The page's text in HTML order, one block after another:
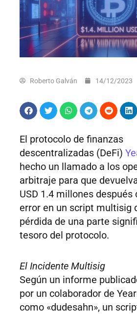
Roberto Galván 14/12/2023
El protocolo de finanzas
descentralizadas (DeFi)
hecho un llamado a los
arbitraje para que
USD 1.4 millones después
error en un script multisig
pérdida de una parte
tesoro del protocolo.
El Incidente Multisig
Según un informe
por un colaborador de
como «dudesahn», un